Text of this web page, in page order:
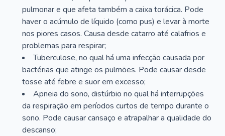
pulmonar e que afeta também a caixa torácica. Pode
haver o acúmulo de líquido (como pus) e levar à morte
nos piores casos. Causa desde catarro até calafrios e
problemas para respirar;
Tuberculose, no qual há uma infecção causada por
bactérias que atinge os pulmões. Pode causar desde
tosse até febre e suor em excesso;
Apneia do sono, distúrbio no qual há interrupções
da respiração em períodos curtos de tempo durante o
sono. Pode causar cansaço e atrapalhar a qualidade do
descanso;